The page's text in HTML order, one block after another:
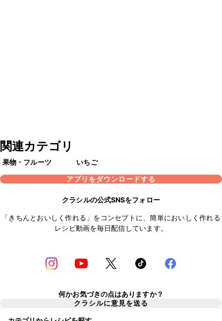
関連カテゴリ
果物・フルーツ
いちご
アプリをダウンロードする
クラシルの公式SNSをフォロー
「きちんとおいしく作れる」をコンセプトに、簡単においしく作れる
レシピ動画を毎日配信しています。
何かお気づきの点はありますか？
クラシルに意見を送る